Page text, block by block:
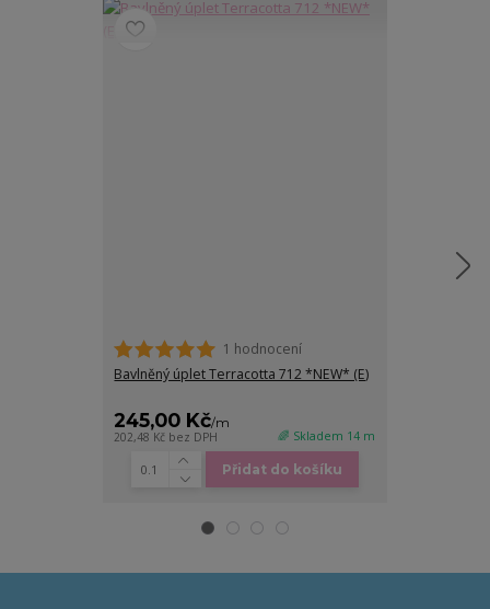
1 hodnocení
Bavlněný úplet Terracotta 712 *NEW* (E)
245,00 Kč/m
202,48 Kč bez DPH 🌈 Skladem 14 m
Přidat do košíku